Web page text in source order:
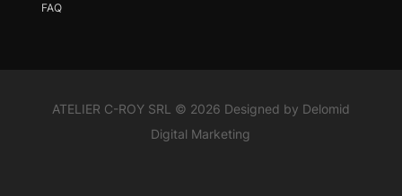
FAQ
ATELIER C-ROY SRL © 2026 Designed by Delomid
Digital Marketing